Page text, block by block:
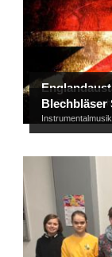
Schüleraustausch
Blechbläser
Instrumentalmusik